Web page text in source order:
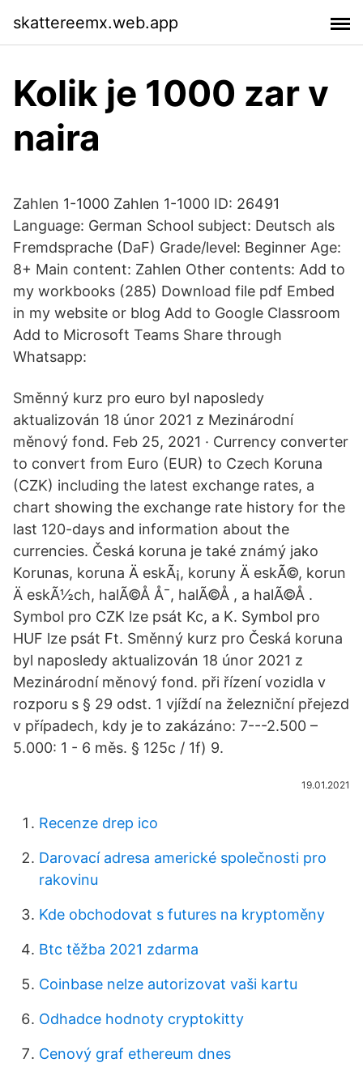
skattereemx.web.app
Kolik je 1000 zar v
naira
Zahlen 1-1000 Zahlen 1-1000 ID: 26491
Language: German School subject: Deutsch als
Fremdsprache (DaF) Grade/level: Beginner Age:
8+ Main content: Zahlen Other contents: Add to
my workbooks (285) Download file pdf Embed
in my website or blog Add to Google Classroom
Add to Microsoft Teams Share through
Whatsapp:
Směnný kurz pro euro byl naposledy
aktualizován 18 únor 2021 z Mezinárodní
měnový fond. Feb 25, 2021 · Currency converter
to convert from Euro (EUR) to Czech Koruna
(CZK) including the latest exchange rates, a
chart showing the exchange rate history for the
last 120-days and information about the
currencies. Česká koruna je také známý jako
Korunas, koruna Ä eskÃ¡, koruny Ä eskÃ©, korun
Ä eskÃ½ch, halÃ©Å Å¯, halÃ©Å , a halÃ©Å .
Symbol pro CZK lze psát Kc, a K. Symbol pro
HUF lze psát Ft. Směnný kurz pro Česká koruna
byl naposledy aktualizován 18 únor 2021 z
Mezinárodní měnový fond. při řízení vozidla v
rozporu s § 29 odst. 1 vjíždí na železniční přejezd
v případech, kdy je to zakázáno: 7---2.500 –
5.000: 1 - 6 měs. § 125c / 1f) 9.
19.01.2021
Recenze drep ico
Darovací adresa americké společnosti pro
rakovinu
Kde obchodovat s futures na kryptoměny
Btc těžba 2021 zdarma
Coinbase nelze autorizovat vaši kartu
Odhadce hodnoty cryptokitty
Cenový graf ethereum dnes